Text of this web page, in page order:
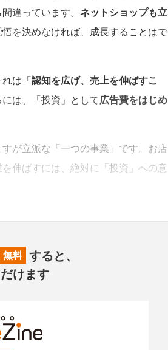
違っています。 ネットショップも立
を決めなければ、成長することはで
は「認知を広げ、売上を伸ばすこ
は、「投資」として広告費をはじめ
が立派な「一つの事業」です。お店
伸ばすには、絶対に「投資」への意
無料 すると、
けます